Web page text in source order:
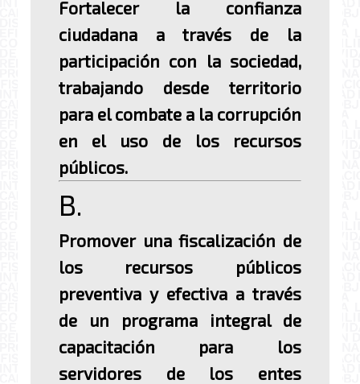
Fortalecer la confianza
ciudadana a través de la
participación con la sociedad,
trabajando desde territorio
para el combate a la corrupción
en el uso de los recursos
públicos.
B.
Promover una fiscalización de
los recursos públicos
preventiva y efectiva a través
de un programa integral de
capacitación para los
servidores de los entes